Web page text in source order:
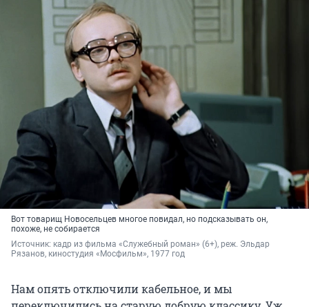
Вот товарищ Новосельцев многое повидал, но подсказывать он,
похоже, не собирается
Источник: кадр из фильма «Служебный роман» (6+), реж. Эльдар
Рязанов, киностудия «Мосфильм», 1977 год
Нам опять отключили кабельное, и мы